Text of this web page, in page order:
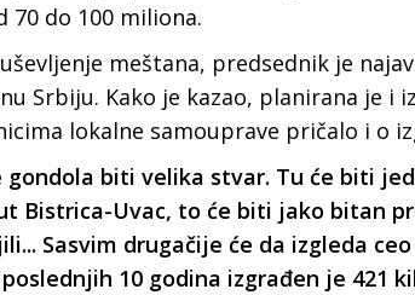
70 do 100 miliona.
meštana, predsednik je
Srbiju. Kako je kazao, planirana je i
lokalne samouprave pričalo i o
gondola biti velika stvar. Tu će biti
Bistrica-Uvac, to će biti jako bitan
Sasvim drugačije će da izgleda
10 godina izgrađen je 421